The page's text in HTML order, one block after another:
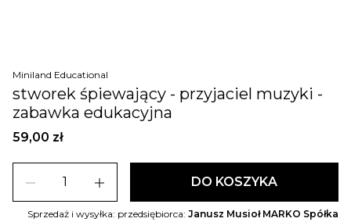
Miniland Educational
stworek śpiewający - przyjaciel muzyki -
zabawka edukacyjna
59,00 zł
remove add DO KOSZYKA
Sprzedaż i wysyłka: przedsiębiorca: Janusz Musioł MARKO Spółka